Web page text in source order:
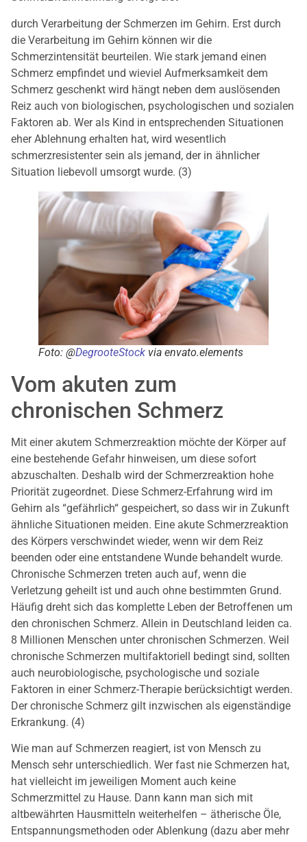
durch Verarbeitung der Schmerzen im Gehirn. Erst durch
die Verarbeitung im Gehirn können wir die
Schmerzintensität beurteilen. Wie stark jemand einen
Schmerz empfindet und wieviel Aufmerksamkeit dem
Schmerz geschenkt wird hängt neben dem auslösenden
Reiz auch von biologischen, psychologischen und sozialen
Faktoren ab. Wer als Kind in entsprechenden Situationen
eher Ablehnung erhalten hat, wird wesentlich
schmerzresistenter sein als jemand, der in ähnlicher
Situation liebevoll umsorgt wurde. (3)
Foto: @DegrooteStock via envato.elements
Vom akuten zum
chronischen Schmerz
Mit einer akutem Schmerzreaktion möchte der Körper auf
eine bestehende Gefahr hinweisen, um diese sofort
abzuschalten. Deshalb wird der Schmerzreaktion hohe
Priorität zugeordnet. Diese Schmerz-Erfahrung wird im
Gehirn als “gefährlich“ gespeichert, so dass wir in Zukunft
ähnliche Situationen meiden. Eine akute Schmerzreaktion
des Körpers verschwindet wieder, wenn wir dem Reiz
beenden oder eine entstandene Wunde behandelt wurde.
Chronische Schmerzen treten auch auf, wenn die
Verletzung geheilt ist und auch ohne bestimmten Grund.
Häufig dreht sich das komplette Leben der Betroffenen um
den chronischen Schmerz. Allein in Deutschland leiden ca.
8 Millionen Menschen unter chronischen Schmerzen. Weil
chronische Schmerzen multifaktoriell bedingt sind, sollten
auch neurobiologische, psychologische und soziale
Faktoren in einer Schmerz-Therapie berücksichtigt werden.
Der chronische Schmerz gilt inzwischen als eigenständige
Erkrankung. (4)
Wie man auf Schmerzen reagiert, ist von Mensch zu
Mensch sehr unterschiedlich. Wer fast nie Schmerzen hat,
hat vielleicht im jeweiligen Moment auch keine
Schmerzmittel zu Hause. Dann kann man sich mit
altbewährten Hausmitteln weiterhelfen – ätherische Öle,
Entspannungsmethoden oder Ablenkung (dazu aber mehr